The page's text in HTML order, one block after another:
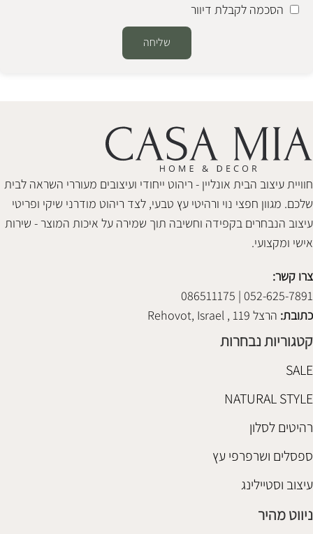
הסכמה לקבלת דיוור
שליחה
חוויית עיצוב הבית אונליין - ריהוט ייחודי ועיצובים מעוררי השראה לבית
שלכם. מגוון חפצי נוי ורהיטי עץ טבעי, לצד ריהוט מודרני שיקי ופריטי
עיצוב הנבחרים בקפידה וחשיבה תוך שמירה על איכות המוצר - שירות
אישי ומקצועי.
צרו קשר:
052-625-7891 | 086511175
כתובת: הרצל 119 , Rehovot, Israel
קטגוריות נבחרות
SALE
NATURAL STYLE
רהיטים לסלון
ספסלים ושרפרפי עץ
עיצוב וסטיילינג
ניווט מהיר